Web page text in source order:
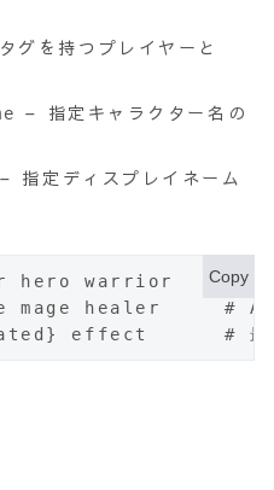
グを持つプレイヤーと
– 指定キャラクター名の
– 指定ディスプレイネーム
warrior    # player
mage healer     #
effect      # 最後に
Copy